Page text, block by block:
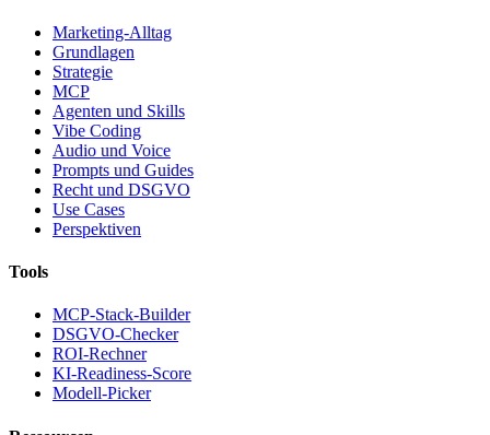
Marketing-Alltag
Grundlagen
Strategie
MCP
Agenten und Skills
Vibe Coding
Audio und Voice
Prompts und Guides
Recht und DSGVO
Use Cases
Perspektiven
Tools
MCP-Stack-Builder
DSGVO-Checker
ROI-Rechner
KI-Readiness-Score
Modell-Picker